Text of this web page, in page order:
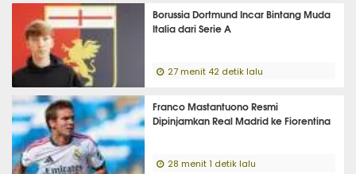
Borussia Dortmund Incar Bintang Muda
Italia dari Serie A
27 menit 42 detik lalu
Franco Mastantuono Resmi
Dipinjamkan Real Madrid ke Fiorentina
28 menit 1 detik lalu